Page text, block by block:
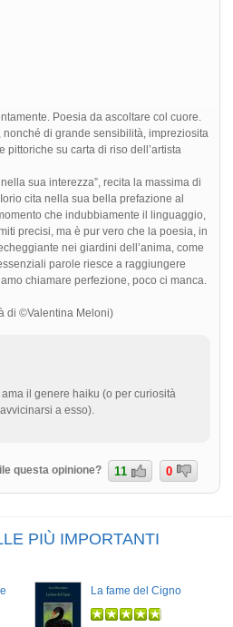
Poesia da ascoltare col cuore.
nonché di grande sensibilità, impreziosita
su carta di riso dell’artista
sua interezza”, recita la massima di
cita nella sua bella prefazione al
che indubbiamente il linguaggio,
precisi, ma è pur vero che la poesia, in
nei giardini dell’anima, come
parole riesce a raggiungere
chiamare perfezione, poco ci manca.
di ©Valentina Meloni)
ama il genere haiku (o per curiosità
a esso).
questa opinione? 11 0
PIÙ IMPORTANTI
La fame del Cigno